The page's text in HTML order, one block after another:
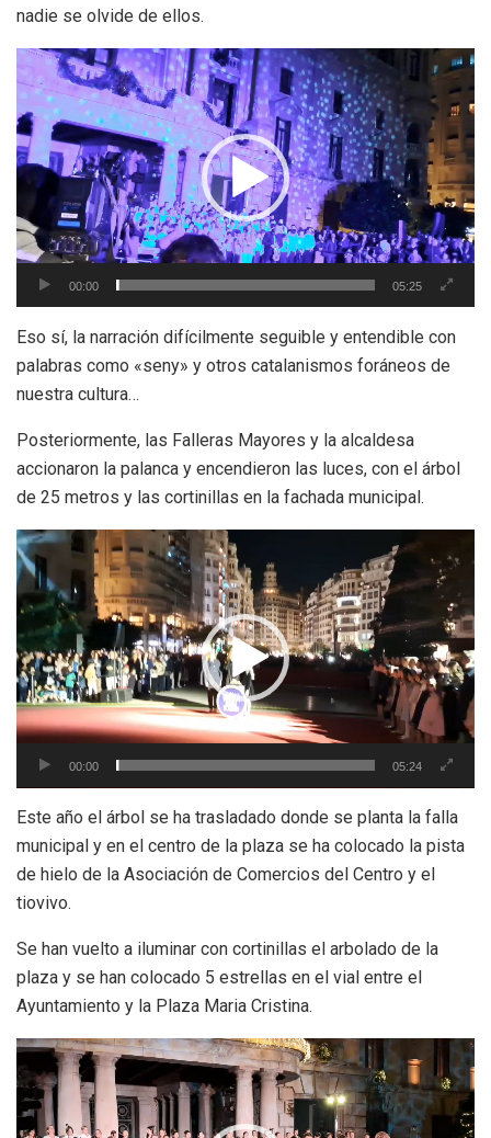
nadie se olvide de ellos.
Reproductor
de
vídeo
00:00 05:25
Eso sí, la narración difícilmente seguible y entendible con
palabras como «seny» y otros catalanismos foráneos de
nuestra cultura…
Posteriormente, las Falleras Mayores y la alcaldesa
accionaron la palanca y encendieron las luces, con el árbol
de 25 metros y las cortinillas en la fachada municipal.
Reproductor
de
vídeo
00:00 05:24
Este año el árbol se ha trasladado donde se planta la falla
municipal y en el centro de la plaza se ha colocado la pista
de hielo de la Asociación de Comercios del Centro y el
tiovivo.
Se han vuelto a iluminar con cortinillas el arbolado de la
plaza y se han colocado 5 estrellas en el vial entre el
Ayuntamiento y la Plaza Maria Cristina.
Reproductor
de
vídeo